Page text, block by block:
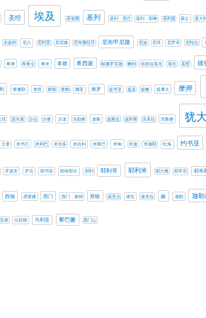
圣经 埃及 基低斯 基列 基列．亚巴 基列．耶琳 基利提 基士 基大利
安提阿 尼八 尼利亚 尼尼微 尼布撒拉旦 尼布甲尼撒 尼波 尼珥 尼罗河 尼陀法
希律 希斯仑 希未 希腊 希西家 帖撒罗尼迦 幔利 幼发拉底河 底但 底璧 彼
拿撒勒 拿答 拿顺 拿鹤 挪亚 推罗 提哥亚 提多 提幔 提摩太 摩押
珥 汲沦溪 沙仑 沙番 沙龙 法勒斯 波斯 波斯拉 波阿斯 洗革拉 洗鲁雅 犹大
立拿 米书兰 米利巴 米吉多 米拉利 米斯巴 米甸 米迦 米迦勒 红海 约书亚
罗波安 罗马 耶书亚 耶何耶大 耶利 耶利哥 耶利米 耶大雅 耶孚尼 耶布
西缅 西莱雅 西门 西门．彼得 西顿 该亚法 谢拉 谢非拉 赫 迦勒 迦勒
音麦 马其顿 马利亚 黎巴嫩 黑门山